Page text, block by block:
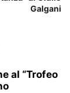
Galgani
al “Trofeo